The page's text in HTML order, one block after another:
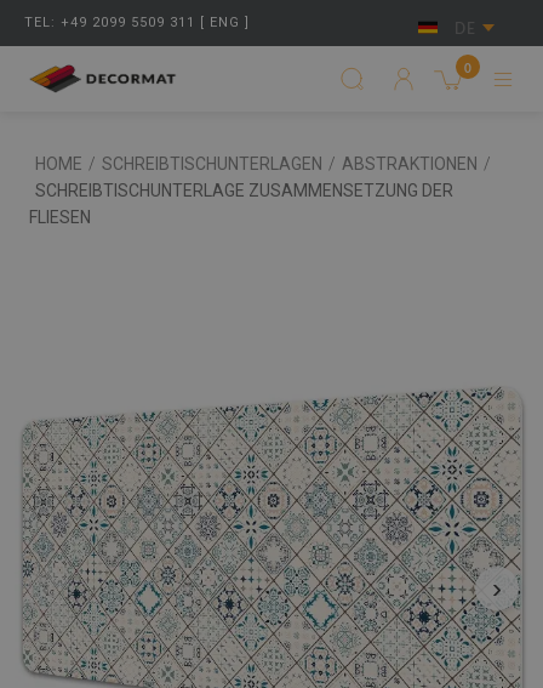
TEL: +49 2099 5509 311 [ ENG ] DE
0
HOME / SCHREIBTISCHUNTERLAGEN / ABSTRAKTIONEN /
SCHREIBTISCHUNTERLAGE ZUSAMMENSETZUNG DER
FLIESEN
‹ ›